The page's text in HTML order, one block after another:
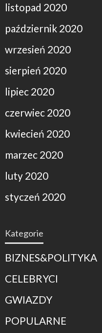
listopad 2020
październik 2020
wrzesień 2020
sierpień 2020
lipiec 2020
czerwiec 2020
kwiecień 2020
marzec 2020
luty 2020
styczeń 2020
Kategorie
BIZNES&POLITYKA
CELEBRYCI
GWIAZDY
POPULARNE